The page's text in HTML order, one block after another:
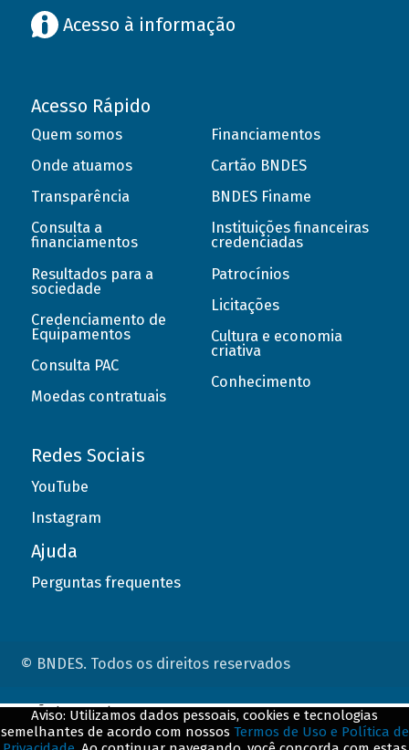
Acesso à informação
Acesso Rápido
Quem somos
Onde atuamos
Transparência
Consulta a
financiamentos
Resultados para a
sociedade
Credenciamento de
Equipamentos
Consulta PAC
Moedas contratuais
Financiamentos
Cartão BNDES
BNDES Finame
Instituições financeiras
credenciadas
Patrocínios
Licitações
Cultura e economia
criativa
Conhecimento
Redes Sociais
YouTube
Instagram
Ajuda
Perguntas frequentes
© BNDES. Todos os direitos reservados
Aviso: Utilizamos dados pessoais, cookies e tecnologias
semelhantes de acordo com nossos Termos de Uso e Política de
ConteÃºdo complementar
${title}${badge}